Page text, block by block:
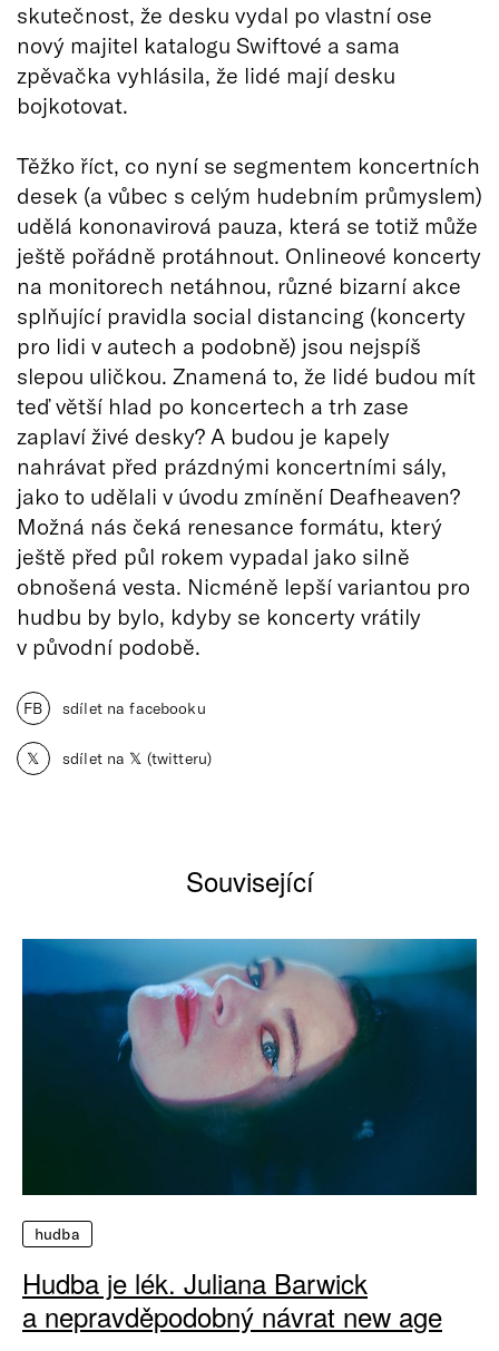
skutečnost, že desku vydal po vlastní ose
nový majitel katalogu Swiftové a sama
zpěvačka vyhlásila, že lidé mají desku
bojkotovat.
Těžko říct, co nyní se segmentem koncertních
desek (a vůbec s celým hudebním průmyslem)
udělá kononavirová pauza, která se totiž může
ještě pořádně protáhnout. Onlineové koncerty
na monitorech netáhnou, různé bizarní akce
splňující pravidla social distancing (koncerty
pro lidi v autech a podobně) jsou nejspíš
slepou uličkou. Znamená to, že lidé budou mít
teď větší hlad po koncertech a trh zase
zaplaví živé desky? A budou je kapely
nahrávat před prázdnými koncertními sály,
jako to udělali v úvodu zmínění Deafheaven?
Možná nás čeká renesance formátu, který
ještě před půl rokem vypadal jako silně
obnošená vesta. Nicméně lepší variantou pro
hudbu by bylo, kdyby se koncerty vrátily
v původní podobě.
FB sdílet na facebooku
𝕏 sdílet na 𝕏 (twitteru)
Související
hudba
Hudba je lék. Juliana Barwick
a nepravděpodobný návrat new age